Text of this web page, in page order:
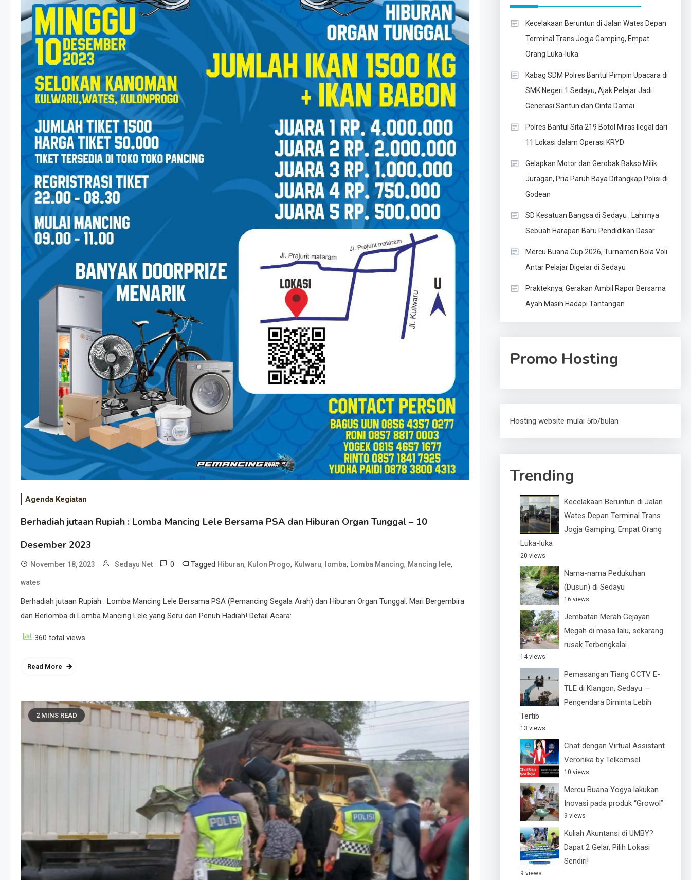
Agenda Kegiatan
Berhadiah jutaan Rupiah : Lomba Mancing Lele Bersama PSA dan Hiburan Organ Tunggal – 10
Desember 2023
November 18, 2023 Sedayu Net 0 Tagged Hiburan, Kulon Progo, Kulwaru, lomba, Lomba Mancing, Mancing lele,
wates
Berhadiah jutaan Rupiah : Lomba Mancing Lele Bersama PSA (Pemancing Segala Arah) dan Hiburan Organ Tunggal. Mari Bergembira
dan Berlomba di Lomba Mancing Lele yang Seru dan Penuh Hadiah! Detail Acara:
360 total views
Read More
2 MINS READ
Kecelakaan Beruntun di Jalan Wates Depan
Terminal Trans Jogja Gamping, Empat
Orang Luka-luka
Kabag SDM Polres Bantul Pimpin Upacara di
SMK Negeri 1 Sedayu, Ajak Pelajar Jadi
Generasi Santun dan Cinta Damai
Polres Bantul Sita 219 Botol Miras Ilegal dari
11 Lokasi dalam Operasi KRYD
Gelapkan Motor dan Gerobak Bakso Milik
Juragan, Pria Paruh Baya Ditangkap Polisi di
Godean
SD Kesatuan Bangsa di Sedayu : Lahirnya
Sebuah Harapan Baru Pendidikan Dasar
Mercu Buana Cup 2026, Turnamen Bola Voli
Antar Pelajar Digelar di Sedayu
Prakteknya, Gerakan Ambil Rapor Bersama
Ayah Masih Hadapi Tantangan
Promo Hosting
Hosting website mulai 5rb/bulan
Trending
Kecelakaan Beruntun di Jalan
Wates Depan Terminal Trans
Jogja Gamping, Empat Orang
Luka-luka
20 views
Nama-nama Pedukuhan
(Dusun) di Sedayu
16 views
Jembatan Merah Gejayan
Megah di masa lalu, sekarang
rusak Terbengkalai
14 views
Pemasangan Tiang CCTV E-
TLE di Klangon, Sedayu —
Pengendara Diminta Lebih
Tertib
13 views
Chat dengan Virtual Assistant
Veronika by Telkomsel
10 views
Mercu Buana Yogya lakukan
Inovasi pada produk “Growol”
9 views
Kuliah Akuntansi di UMBY?
Dapat 2 Gelar, Pilih Lokasi
Sendiri!
9 views